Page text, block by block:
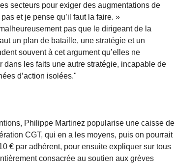
secteurs pour exiger des augmentations de
et je pense qu’il faut la faire. »
pas que le dirigeant de la
un plan de bataille, une stratégie et un
souvent à cet argument qu’elles ne
les faits une autre stratégie, incapable de
d’action isolées."
Philippe Martinez popularise une caisse de
CGT, qui en a les moyens, puis on pourrait
€ par adhérent, pour ensuite expliquer sur tous
consacrée au soutien aux grèves